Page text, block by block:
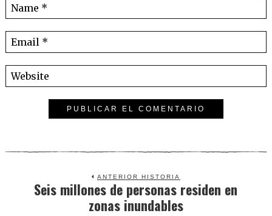
ANTERIOR HISTORIA
Previous
post:
Seis millones de personas residen en
zonas inundables